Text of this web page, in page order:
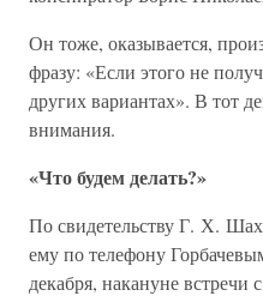
Он тоже, оказывается,
фразу: «Если этого не
других вариантах». В тот
внимания.
«Что будем делать?»
По свидетельству Г. Х.
ему по телефону
декабря, накануне